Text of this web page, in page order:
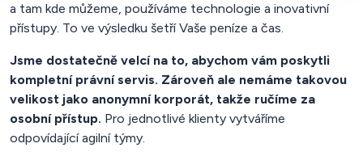
a tam kde můžeme, používáme technologie a inovativní
přístupy. To ve výsledku šetří Vaše peníze a čas.
Jsme dostatečně velcí na to, abychom vám poskytli
kompletní právní servis. Zároveň ale nemáme takovou
velikost jako anonymní korporát, takže ručíme za
osobní přístup. Pro jednotlivé klienty vytváříme
odpovídající agilní týmy.